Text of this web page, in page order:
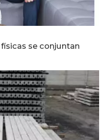
se conjuntan